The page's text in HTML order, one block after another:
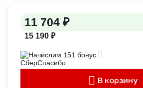
11 704 ₽
15 190 ₽
Начислим 151 бонус
В корзину